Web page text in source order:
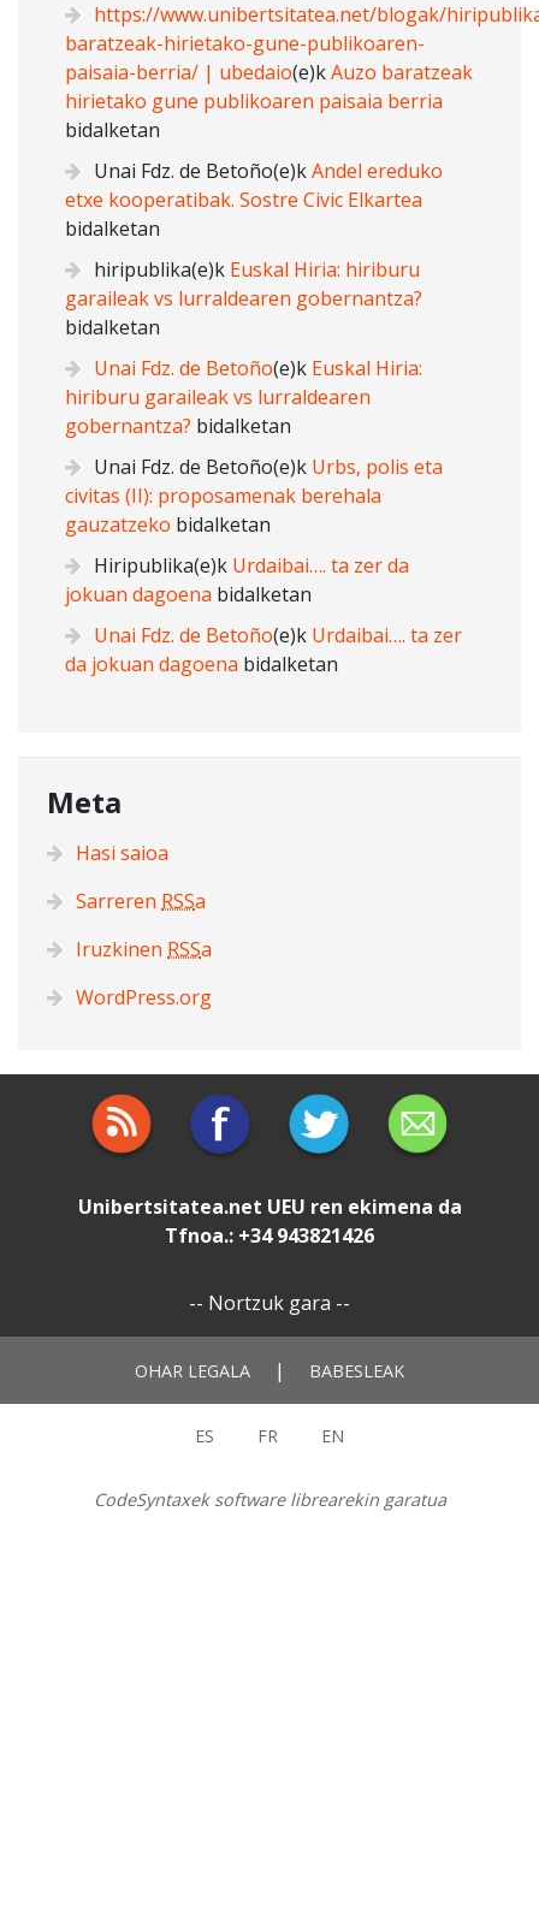
https://www.unibertsitatea.net/blogak/
baratzeak-hirietako-gune-publikoaren-
paisaia-berria/ | ubedaio(e)kAuzo baratzeak
hirietako gune publikoaren paisaia berria
bidalketan
Unai Fdz. de Betoño(e)kAndel ereduko
etxe kooperatibak. Sostre Civic Elkartea
bidalketan
hiripublika(e)k Euskal Hiria: hiriburu
garaileak vs lurraldearen gobernantza?
bidalketan
Unai Fdz. de Betoño(e)k Euskal Hiria:
hiriburu garaileak vs lurraldearen
gobernantza? bidalketan
Unai Fdz. de Betoño(e)k Urbs, polis eta
civitas (II): proposamenak berehala
gauzatzeko bidalketan
Hiripublika(e)k Urdaibai…. ta zer da
jokuan dagoena bidalketan
Unai Fdz. de Betoño(e)k Urdaibai…. ta zer
da jokuan dagoena bidalketan
Meta
Hasi saioa
Sarreren RSSa
Iruzkinen RSSa
WordPress.org
Unibertsitatea.net UEU ren ekimena da
Tfnoa.: +34 943821426
-- Nortzuk gara --
OHAR LEGALA | BABESLEAK
ES FR EN
CodeSyntaxek software librearekin garatua